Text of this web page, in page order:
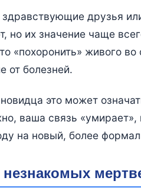
друзья
но их значение чаще
«похоронить» живого
от болезней.
это может
ваша связь «умирает»,
на новый, более